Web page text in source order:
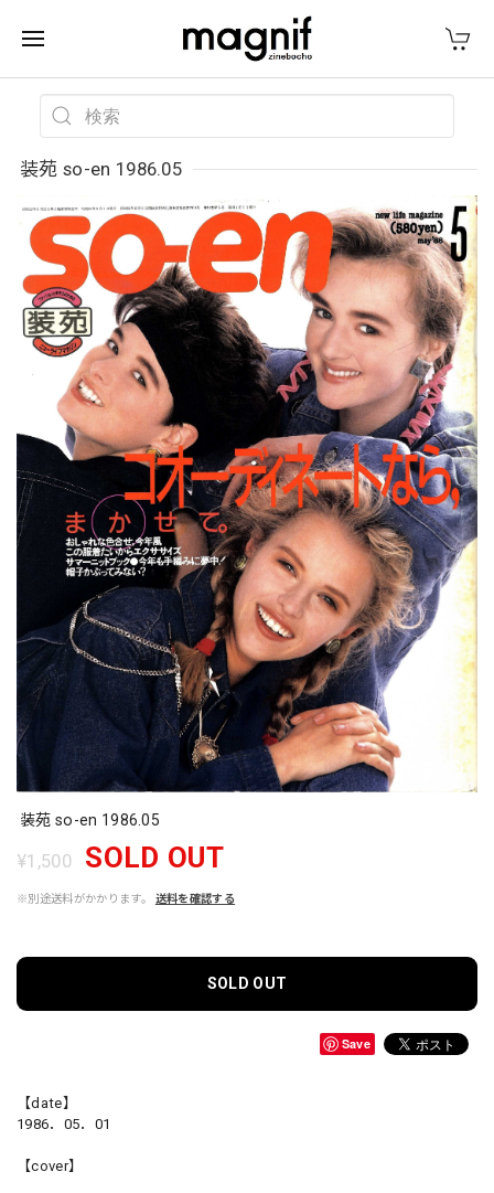
装苑 so-en 1986.05
装苑 so-en 1986.05
¥1,500 SOLD OUT
※別途送料がかかります。 送料を確認する
SOLD OUT
Save
【date】
1986．05．01
【cover】